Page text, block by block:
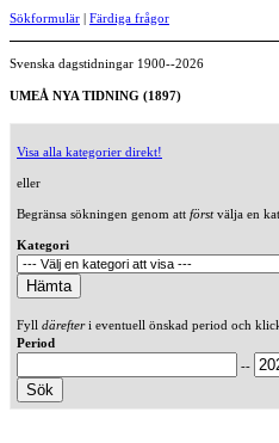
Sökformulär | Färdiga frågor
Svenska dagstidningar 1900--2026
UMEÅ NYA TIDNING (1897)
Visa alla kategorier direkt!
eller
Begränsa sökningen genom att förstvälja en
Kategori
Fyll därefteri eventuell önskad period och
Period
--